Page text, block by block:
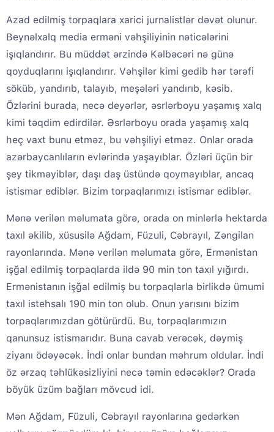
Azad edilmiş torpaqlara xarici jurnalistlər dəvət olunur.
Beynəlxalq media erməni vəhşiliyinin nəticələrini
işıqlandırır. Bu müddət ərzində Kəlbəcəri nə günə
qoyduqlarını işıqlandırır. Vəhşilər kimi gedib hər tərəfi
söküb, yandırıb, talayıb, meşələri yandırıb, kəsib.
Özlərini burada, necə deyərlər, əsrlərboyu yaşamış xalq
kimi təqdim edirdilər. Əsrlərboyu orada yaşamış xalq
heç vaxt bunu etməz, bu vəhşiliyi etməz. Onlar orada
azərbaycanlıların evlərində yaşayıblar. Özləri üçün bir
şey tikməyiblər, daşı daş üstündə qoymayıblar, ancaq
istismar ediblər. Bizim torpaqlarımızı istismar ediblər.
Mənə verilən məlumata görə, orada on minlərlə hektarda
taxıl əkilib, xüsusilə Ağdam, Füzuli, Cəbrayıl, Zəngilan
rayonlarında. Mənə verilən məlumata görə, Ermənistan
işğal edilmiş torpaqlarda ildə 90 min ton taxıl yığırdı.
Ermənistanın işğal edilmiş bu torpaqlarla birlikdə ümumi
taxıl istehsalı 190 min ton olub. Onun yarısını bizim
torpaqlarımızdan götürürdü. Bu, torpaqlarımızın
qanunsuz istismarıdır. Buna cavab verəcək, dəymiş
ziyanı ödəyəcək. İndi onlar bundan məhrum oldular. İndi
öz ərzaq təhlükəsizliyini necə təmin edəcəklər? Orada
böyük üzüm bağları mövcud idi.
Mən Ağdam, Füzuli, Cəbrayıl rayonlarına gedərkən